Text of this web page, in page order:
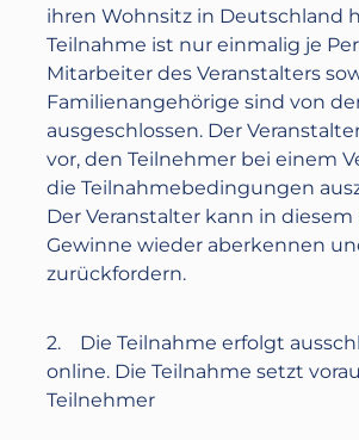
ihren Wohnsitz in Deutschland
Teilnahme ist nur einmalig je
Mitarbeiter des Veranstalters
Familienangehörige sind von
ausgeschlossen. Der
vor, den Teilnehmer bei einem
die Teilnahmebedingungen
Der Veranstalter kann in diesem
Gewinne wieder aberkennen
zurückfordern.
2. Die Teilnahme erfolgt
online. Die Teilnahme setzt
Teilnehmer